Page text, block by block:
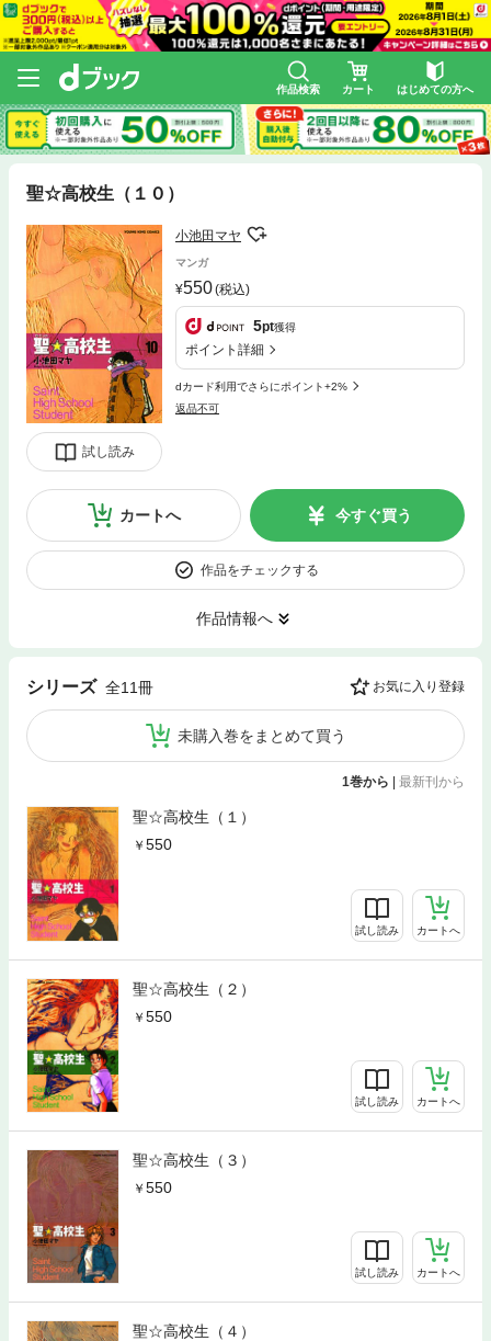
作品検索 カート はじめての方へ
聖☆高校生（１０）
試し読み
小池田マヤ
マンガ
550(税込)
5pt獲得
ポイント詳細
dカード利用でさらにポイント+2%
返品不可
カートへ 今すぐ買う
作品をチェックする
作品情報へ
シリーズ 全11冊 お気に入り登録
未購入巻をまとめて買う
1巻から | 最新刊から
聖☆高校生（１）
550
試し読み カートへ
聖☆高校生（２）
550
試し読み カートへ
聖☆高校生（３）
550
試し読み カートへ
聖☆高校生（４）